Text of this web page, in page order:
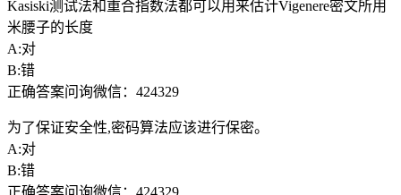
Kasiski测试法和重合指数法都可以用来估计Vigenere密文所用
米腰子的长度
A:对
B:错
正确答案问询微信：424329
为了保证安全性,密码算法应该进行保密。
A:对
B:错
正确答案问询微信：424329